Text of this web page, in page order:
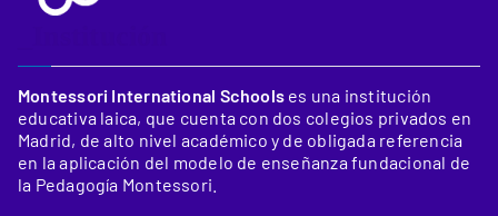
Montessori International Schools es una institución
educativa laica, que cuenta con dos colegios privados en
Madrid, de alto nivel académico y de obligada referencia
en la aplicación del modelo de enseñanza fundacional de
la Pedagogía Montessori.